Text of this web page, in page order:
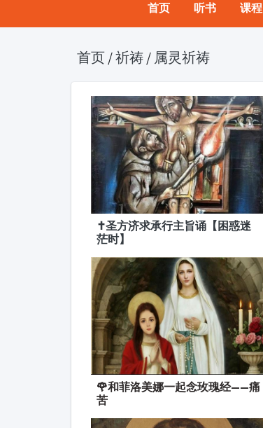
首页 听书 课程
首页 /祈祷 / 属灵祈祷
✝️圣方济求承行主旨诵【困惑迷
茫时】
🌹和菲洛美娜一起念玫瑰经——痛
苦